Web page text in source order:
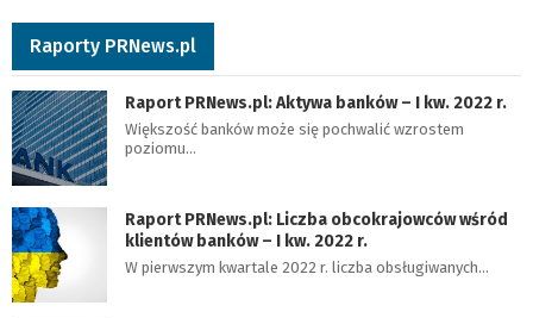
Raporty PRNews.pl
Raport PRNews.pl: Aktywa banków – I kw. 2022 r.
Większość banków może się pochwalić wzrostem
poziomu…
Raport PRNews.pl: Liczba obcokrajowców wśród
klientów banków – I kw. 2022 r.
W pierwszym kwartale 2022 r. liczba obsługiwanych…